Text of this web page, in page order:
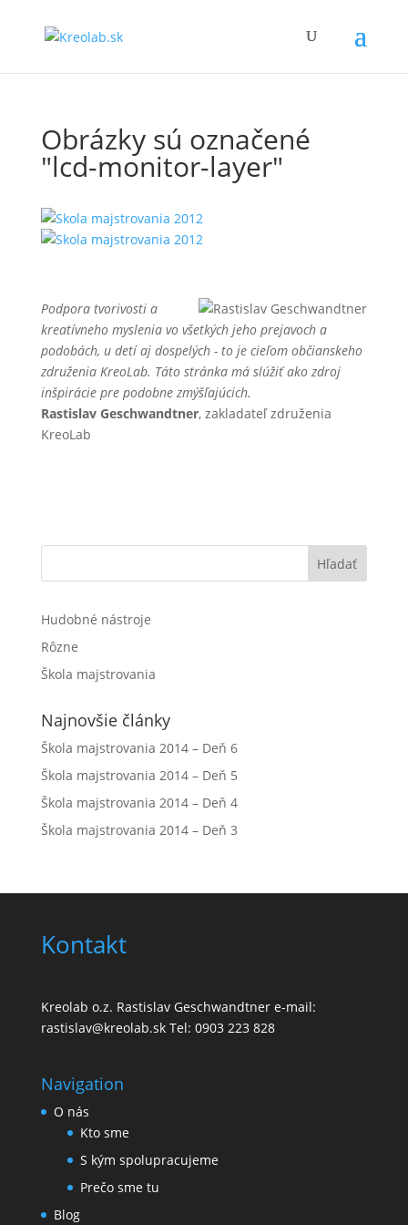
Obrázky sú označené
"lcd-monitor-layer"
Podpora tvorivosti a
kreatívneho myslenia vo všetkých jeho prejavoch a
podobách, u detí aj dospelých - to je cieľom občianskeho
združenia KreoLab. Táto stránka má slúžiť ako zdroj
inšpirácie pre podobne zmýšľajúcich.
Rastislav Geschwandtner, zakladateľ združenia
KreoLab
Hľadať
Hudobné nástroje
Rôzne
Škola majstrovania
Najnovšie články
Škola majstrovania 2014 – Deň 6
Škola majstrovania 2014 – Deň 5
Škola majstrovania 2014 – Deň 4
Škola majstrovania 2014 – Deň 3
Kontakt
Kreolab o.z. Rastislav Geschwandtner e-mail:
rastislav@kreolab.sk Tel: 0903 223 828
Navigation
O nás
Kto sme
S kým spolupracujeme
Prečo sme tu
Blog